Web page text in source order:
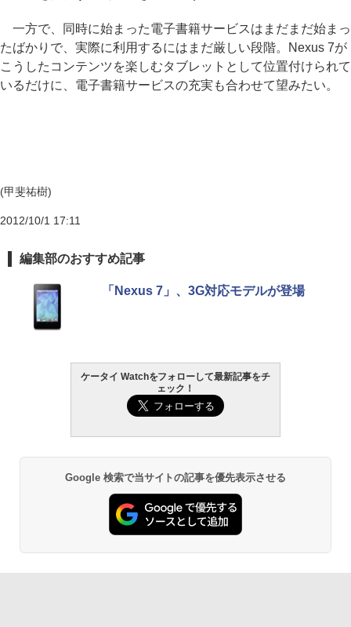
一方で、同時に始まった電子書籍サービスはまだまだ始まっ
たばかりで、実際に利用するにはまだ厳しい段階。Nexus 7が
こうしたコンテンツを楽しむタブレットとして位置付けられて
いるだけに、電子書籍サービスの充実も合わせて望みたい。
(甲斐祐樹)
2012/10/1 17:11
編集部のおすすめ記事
「Nexus 7」、3G対応モデルが登場
ケータイ Watchをフォローして最新記事をチ
ェック！
Google 検索で当サイトの記事を優先表示させる